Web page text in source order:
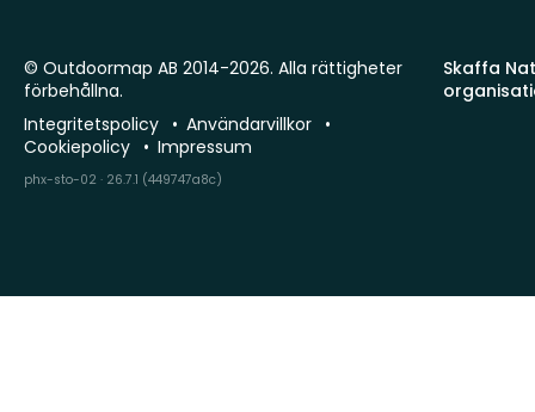
Skaffa
© Outdoormap AB 2014-2026. Alla rättigheter
förbehållna.
Integritetspolicy
Användarvillkor
Cookiepolicy
Impressum
phx-sto-02 · 26.7.1 (449747a8c)